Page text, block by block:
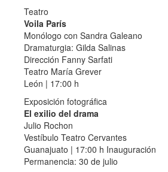
Teatro
Voila París
Monólogo con Sandra Galeano
Dramaturgia: Gilda Salinas
Dirección Fanny Sarfati
Teatro María Grever
León | 17:00 h
Exposición fotográfica
El exilio del drama
Julio Rochon
Vestíbulo Teatro Cervantes
Guanajuato | 17:00 h Inauguración
Permanencia: 30 de julio